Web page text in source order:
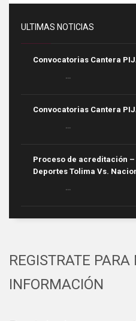
ULTIMAS NOTICIAS
Convocatorias Cantera
...
Convocatorias Cantera
...
Proceso de acreditación –
Deportes Tolima Vs.
...
REGISTRATE PARA
INFORMACIÓN